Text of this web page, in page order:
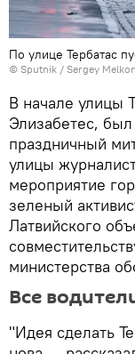
По улице Тербатас
© Sputnik / Sergey
В начале улицы
Элизабетес,
праздничный
улицы
мероприятие
зеленый
Латвийского
министерства
Все
"Идея сделать